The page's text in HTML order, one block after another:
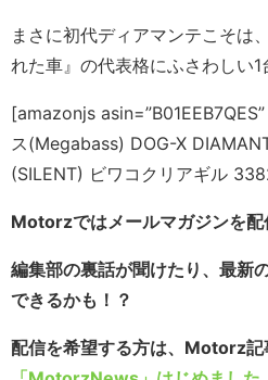
まさに初代ディアマンテこそは
れた車』の代表格にふさわしい1
[amazonjs
ス(Megabass) DOG-X
(SILENT) ビワコクリアギル
Motorzではメールマガジンを配
編集部の裏話が聞けたり、最新
できるかも！？
配信を希望する方は、Motorz記